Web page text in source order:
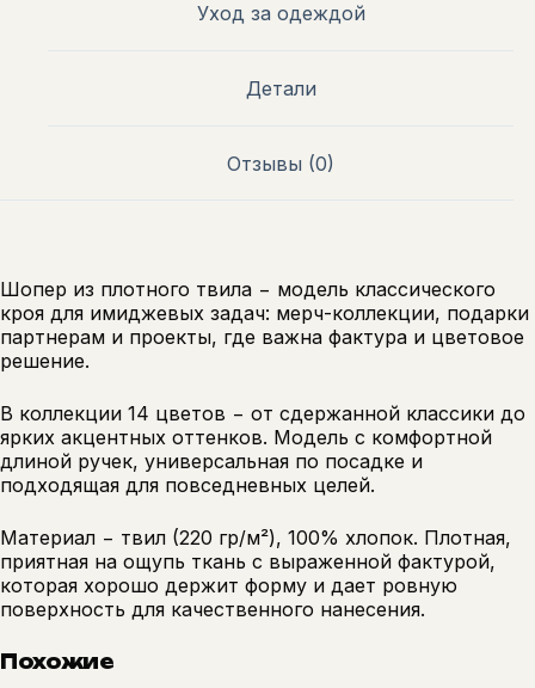
Уход за одеждой
Детали
Отзывы (0)
Шопер из плотного твила − модель классического
кроя для имиджевых задач: мерч-коллекции, подарки
партнерам и проекты, где важна фактура и цветовое
решение.
В коллекции 14 цветов − от сдержанной классики до
ярких акцентных оттенков. Модель с комфортной
длиной ручек, универсальная по посадке и
подходящая для повседневных целей.
Материал − твил (220 гр/м²), 100% хлопок. Плотная,
приятная на ощупь ткань с выраженной фактурой,
которая хорошо держит форму и дает ровную
поверхность для качественного нанесения.
Похожие